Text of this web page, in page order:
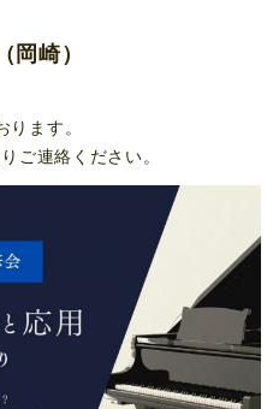
岡崎）
ります。
ご連絡ください。